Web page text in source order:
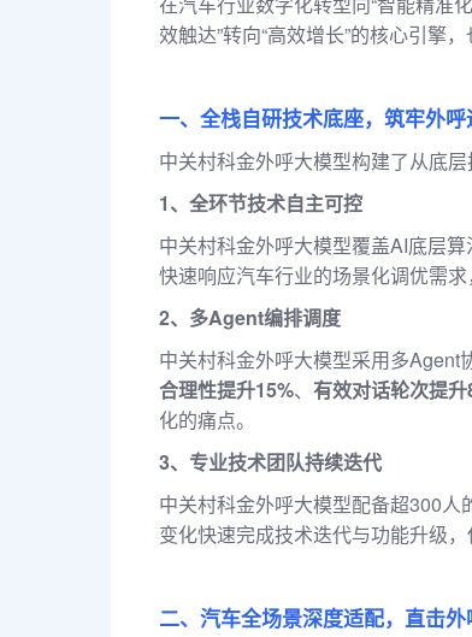
效触达”转向“高效增长”的核心引擎
一、全栈自研技术底座，筑牢外
中关村科金外呼大模型构建了从底
1、全环节技术自主可控
中关村科金外呼大模型覆盖AI底层
快速响应汽车行业的场景化调优需
2、多Agent编排调度
中关村科金外呼大模型采用多
合理性提升15%、 有效对话轮次提
化的痛点。
3、专业技术团队持续迭代
中关村科金外呼大模型配备超300
变化快速完成技术迭代与功能升级
二、汽车全场景深度适配，直击